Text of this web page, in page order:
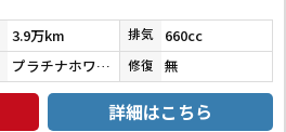
3.9万km 排気 660cc
プラチナホワイトパール 修復 無
詳細はこちら